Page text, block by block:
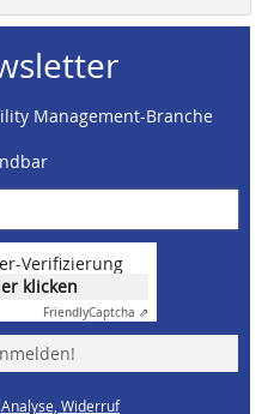
Management-Branche
Verifizierung
klicken
FriendlyCaptcha ⇗
Widerruf